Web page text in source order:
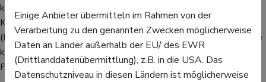
kommen - etwa die Verhütung, sexuell übertragbare
Krankheiten oder die Impfung gegen Humane Papillomaviren
(HPV), die Gebärmutterhalskrebs auslösen können. Die Psyche
kann ebenfalls ein Thema sein - denn auch hier stehen in der
Pubertät große Veränderungen an.
Einige Anbieter übermitteln im Rahmen von der
Verarbeitung zu den genannten Zwecken möglicherweise
Daten an Länder außerhalb der EU/ des EWR
(Drittlanddatenübermittlung), z.B. in die USA. Das
Datenschutzniveau in diesen Ländern ist möglicherweise